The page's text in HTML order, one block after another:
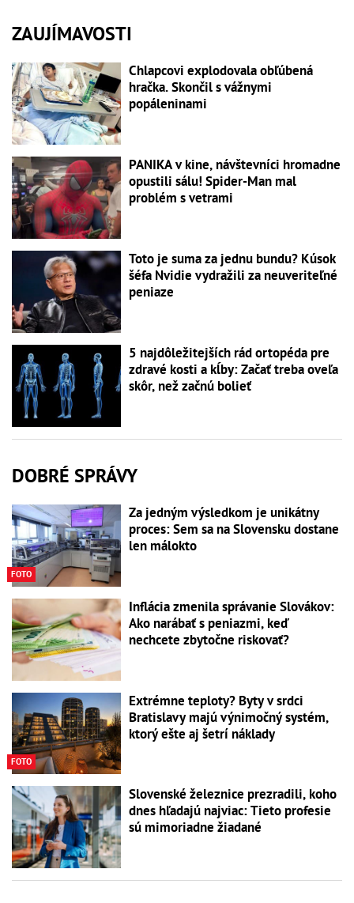
ZAUJÍMAVOSTI
Chlapcovi explodovala obľúbená
hračka. Skončil s vážnymi
popáleninami
PANIKA v kine, návštevníci hromadne
opustili sálu! Spider-Man mal
problém s vetrami
Toto je suma za jednu bundu? Kúsok
šéfa Nvidie vydražili za neuveriteľné
peniaze
5 najdôležitejších rád ortopéda pre
zdravé kosti a kĺby: Začať treba oveľa
skôr, než začnú bolieť
DOBRÉ SPRÁVY
FOTO
Za jedným výsledkom je unikátny
proces: Sem sa na Slovensku dostane
len málokto
Inflácia zmenila správanie Slovákov:
Ako narábať s peniazmi, keď
nechcete zbytočne riskovať?
FOTO
Extrémne teploty? Byty v srdci
Bratislavy majú výnimočný systém,
ktorý ešte aj šetrí náklady
Slovenské železnice prezradili, koho
dnes hľadajú najviac: Tieto profesie
sú mimoriadne žiadané